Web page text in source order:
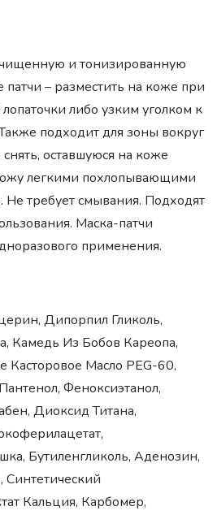
и тонизированную
– разместить на коже при
либо узким уголком к
подходит для зоны вокруг
оставшуюся на коже
легкими похлопывающими
требует смывания. Подходят
Маска-патчи
применения.
Дипорпил Гликоль,
Камедь Из Бобов Кареопа,
Касторовое Масло PEG-60,
Феноксиэтанол,
Диоксид Титана,
Бутиленгликоль, Аденозин,
Синтетический
Кальция, Карбомер,